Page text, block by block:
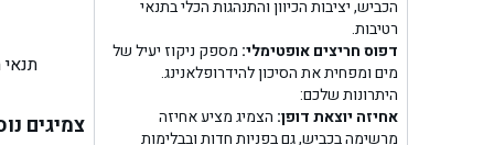
הכביש, יציבות הכיוון והתנהגות הכלי בתנאי
רטיבות.
דפוס חריצים אופטימלי: מספק ניקוז יעיל של
מים ומפחית את הסיכון להידרופלאנינג.
היתרונות שלכם:
אחיזה יוצאת דופן: הצמיג מציע אחיזה
מרשימה בכביש, גם בפניות חדות ובבלימות
בן
צמיגים